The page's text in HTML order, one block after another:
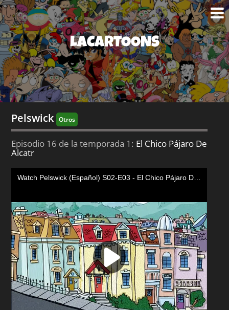
LACARTOONS
Pelswick Otros
Episodio 16 de la temporada 1: El Chico Pájaro De
Alcatr